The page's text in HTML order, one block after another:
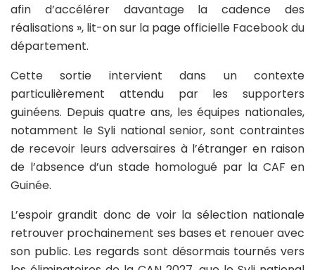
afin d’accélérer davantage la cadence des
réalisations », lit-on sur la page officielle Facebook du
département.
Cette sortie intervient dans un contexte
particulièrement attendu par les supporters
guinéens. Depuis quatre ans, les équipes nationales,
notamment le Syli national senior, sont contraintes
de recevoir leurs adversaires à l’étranger en raison
de l’absence d’un stade homologué par la CAF en
Guinée.
L’espoir grandit donc de voir la sélection nationale
retrouver prochainement ses bases et renouer avec
son public. Les regards sont désormais tournés vers